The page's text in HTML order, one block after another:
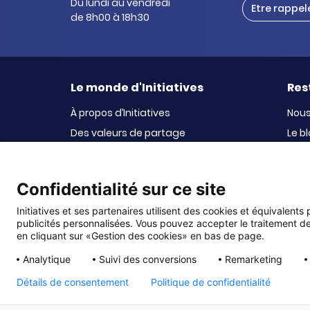
Du lundi au vendredi
de 8h00 à 18h30
Etre
Le monde d'Initiatives
À propos d’Initiatives
Des valeurs de partage
Enquête de satisfaction
Le
© DMP Initiatives
10 avenue Georges Auric - 72021 LE MANS CEDEX 2
Initiatives est le spécialiste français des solutions
maternelles, aux collèges et lycées, aux associations
Confidentialité sur ce site
Initiatives et ses partenaires utilisent des cookies et
publicités personnalisées. Vous pouvez accepter le traitement
en cliquant sur «Gestion des cookies» en bas de page.
Analytique
Suivi des conversions Remarketing
Détails de consentement Politique de confidentialité